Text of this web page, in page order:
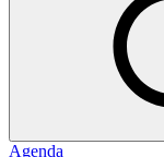
Agenda